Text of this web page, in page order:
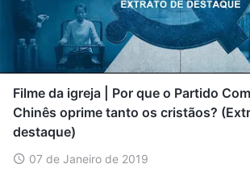
Filme da igreja | Por que o Partido
Chinês oprime tanto os cristãos?
destaque)
07 de Janeiro de 2019